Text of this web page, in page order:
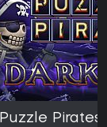
Puzzle